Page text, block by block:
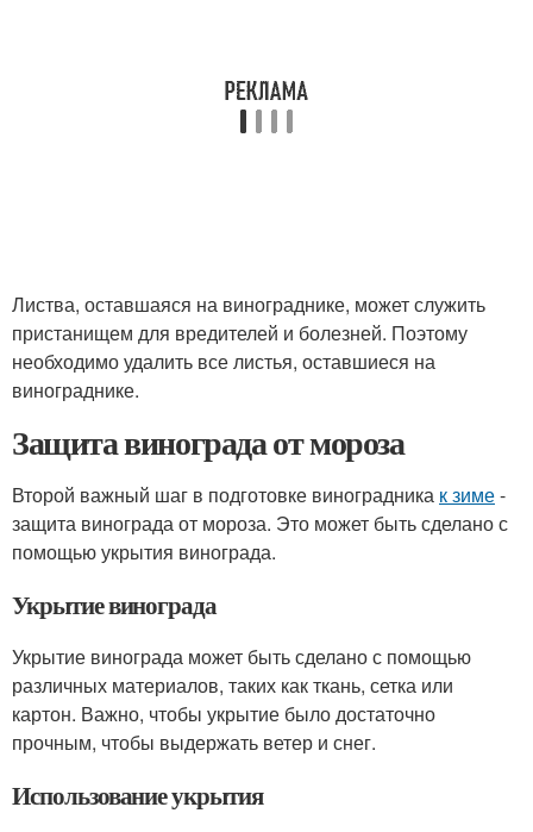
Листва, оставшаяся на винограднике, может служить
пристанищем для вредителей и болезней. Поэтому
необходимо удалить все листья, оставшиеся на
винограднике.
Защита винограда от мороза
Второй важный шаг в подготовке виноградника к зиме-
защита винограда от мороза. Это может быть сделано с
помощью укрытия винограда.
Укрытие винограда
Укрытие винограда может быть сделано с помощью
различных материалов, таких как ткань, сетка или
картон. Важно, чтобы укрытие было достаточно
прочным, чтобы выдержать ветер и снег.
Использование укрытия